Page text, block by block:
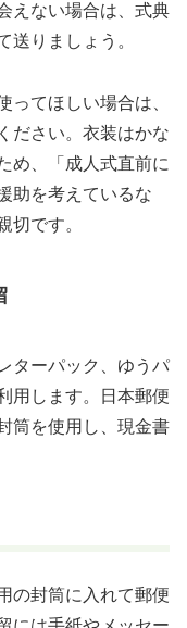
えない場合は、式典
送りましょう。
ってほしい場合は、
ださい。衣装はかな
め、「成人式直前に
助を考えているな
切です。
ターパック、ゆうパ
用します。日本郵便
筒を使用し、現金書
の封筒に入れて郵便